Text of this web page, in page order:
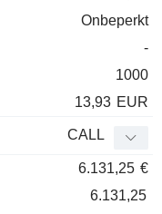
Onbeperkt
-
1000
13,93 EUR
CALL
6.131,25 €
6.131,25